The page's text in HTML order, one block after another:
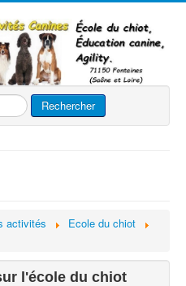
Rechercher
activités
Ecole du chiot
l'école du chiot